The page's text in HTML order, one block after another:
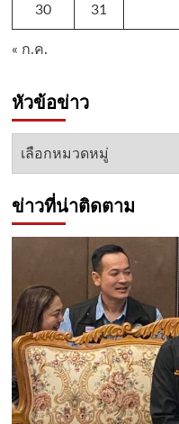
30 31
« ก.ค.
หัวข้อข่าว
หัวข้อ
ข่าวที่น่าติดตาม